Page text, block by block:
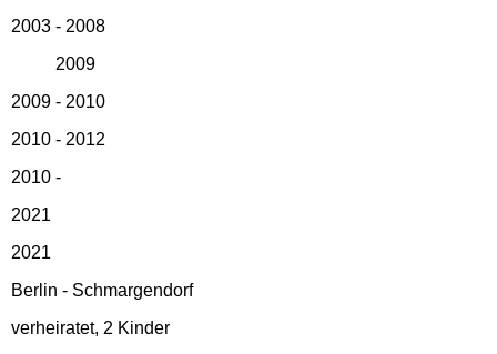
2003 - 2008
2009
2009 - 2010
2010 - 2012
2010 -
2021
2021
Berlin - Schmargendorf
verheiratet, 2 Kinder